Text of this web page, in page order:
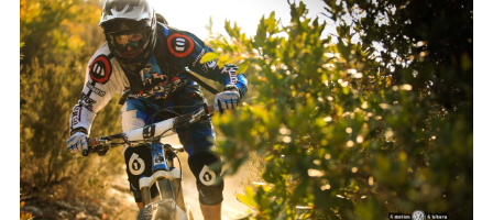
e
r
:
e
r
c
a
p
e
r
: